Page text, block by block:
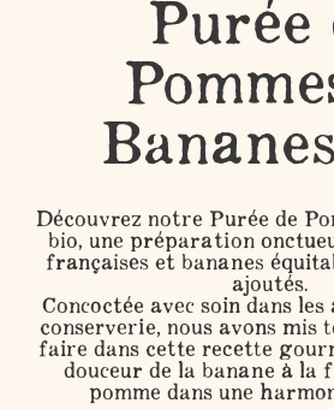
Purée
Découvrez notre Purée de
bio, une préparation
françaises et bananes
ajoutés.
Concoctée avec soin dans
conserverie, nous avons mis
faire dans cette recette
douceur de la banane à la
pomme dans une